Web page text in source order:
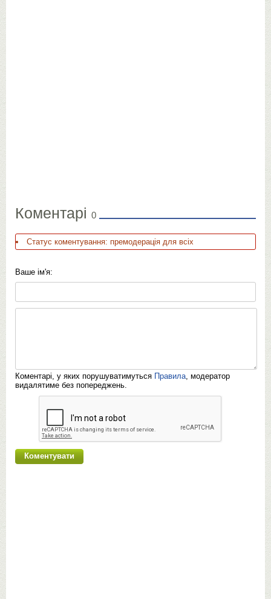
Коментарі 0
Статус коментування: премодерація для всіх
Ваше ім'я:
Коментарі, у яких порушуватимуться Правила , модератор
видалятиме без попереджень.